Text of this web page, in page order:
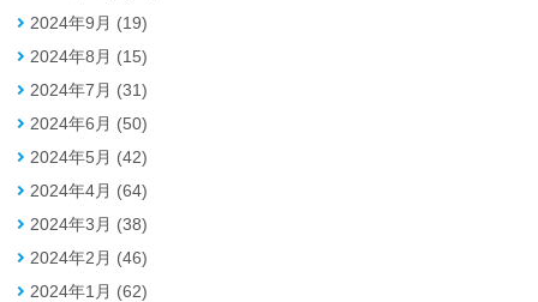
2024年9月 (19)
2024年8月 (15)
2024年7月 (31)
2024年6月 (50)
2024年5月 (42)
2024年4月 (64)
2024年3月 (38)
2024年2月 (46)
2024年1月 (62)